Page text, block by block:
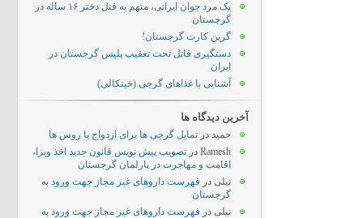
یک مرد جوان ایرانی، متهم به قتل دختر ۱۶ ساله در
گرجستان
گرین کارت گرجستان!
دستگیری قاتل تحت تعقیب پلیس گرجستان در
ایران
آشنایی با غذاهای گرجی (خینکالی)
آخرین دیدگاه ها
حمید در تمایل گرجی ها برای ازدواج با روس ها
Ramesh در تصویب پیش نویس قانون جدید اخذ ویزا،
اقامت و مهاجرت در پارلمان گرجستان
نیلی در فهرست داروهای غیر مجاز جهت ورود به
گرجستان
نیلی در فهرست داروهای غیر مجاز جهت ورود به